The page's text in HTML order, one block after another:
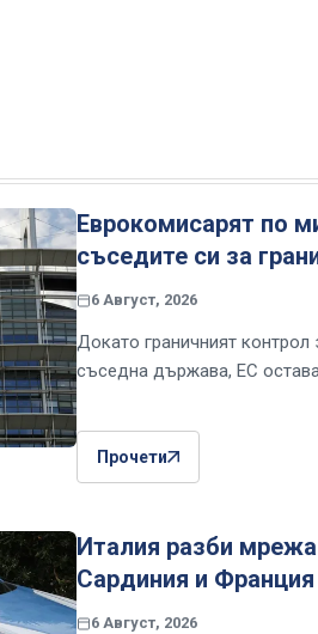
Еврокомисарят по
съседите си за
6 Август, 2026
Докато граничният
съседна държава, ЕС
Прочети
Италия разби
Сардиния и Франция
6 Август, 2026